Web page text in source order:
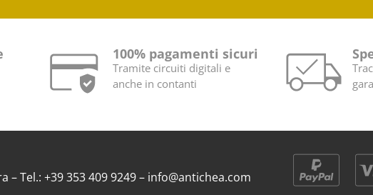
100% pagamenti sicuri
Tramite circuiti digitali e
anche in contanti
– Tel.: +39 353 409 9249 – info@antichea.com